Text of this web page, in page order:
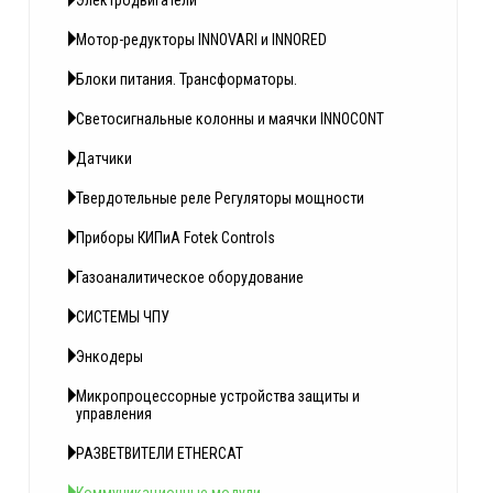
Мотор-редукторы INNOVARI и INNORED
Блоки питания. Трансформаторы.
Светосигнальные колонны и маячки INNOCONT
Датчики
Твердотельные реле Регуляторы мощности
Приборы КИПиА Fotek Controls
Газоаналитическое оборудование
СИСТЕМЫ ЧПУ
Энкодеры
Микропроцессорные устройства защиты и
управления
РАЗВЕТВИТЕЛИ ETHERCAT